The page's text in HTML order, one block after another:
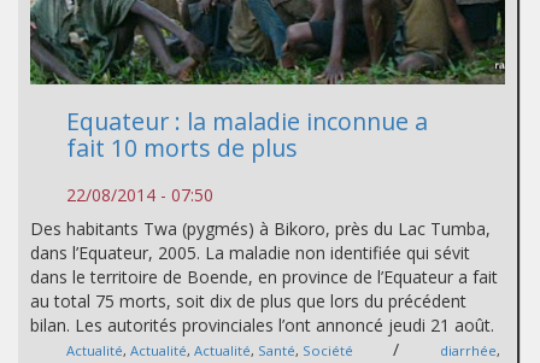
Equateur : la maladie inconnue a
fait 10 morts de plus
22/08/2014 - 07:50
Des habitants Twa (pygmés) à Bikoro, près du Lac Tumba,
dans l’Equateur, 2005. La maladie non identifiée qui sévit
dans le territoire de Boende, en province de l’Equateur a fait
au total 75 morts, soit dix de plus que lors du précédent
bilan. Les autorités provinciales l’ont annoncé jeudi 21 août.
Actualité, Actualité, Actualité, Santé, Société / diarrhée,